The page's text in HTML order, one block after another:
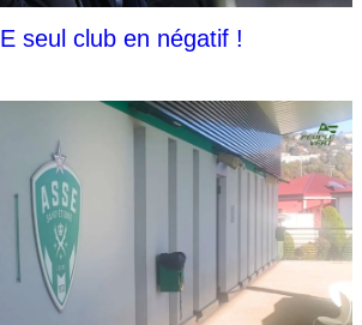
seul club en négatif !